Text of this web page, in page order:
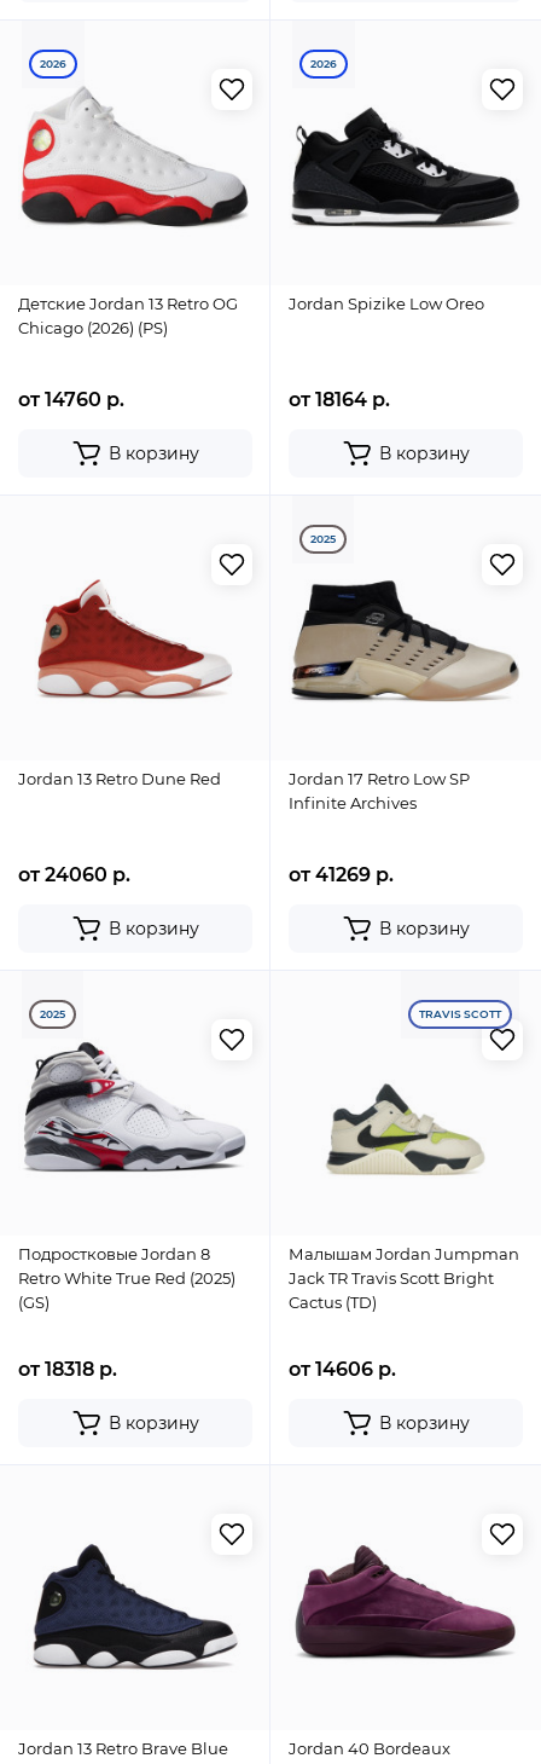
2026
Детские Jordan 13 Retro OG
Chicago (2026) (PS)
от 14760 р.
В корзину
2026
Jordan Spizike Low Oreo
от 18164 р.
В корзину
Jordan 13 Retro Dune Red
от 24060 р.
В корзину
2025
Jordan 17 Retro Low SP
Infinite Archives
от 41269 р.
В корзину
2025
Подростковые Jordan 8
Retro White True Red (2025)
(GS)
от 18318 р.
В корзину
TRAVIS SCOTT
Малышам Jordan Jumpman
Jack TR Travis Scott Bright
Cactus (TD)
от 14606 р.
В корзину
Jordan 13 Retro Brave Blue Jordan 40 Bordeaux